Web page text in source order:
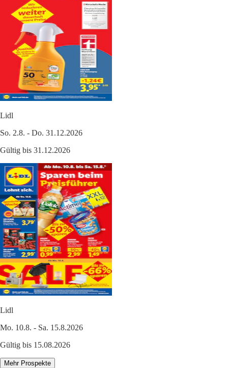
Lidl
So. 2.8. - Do. 31.12.2026
Gültig bis 31.12.2026
Lidl
Mo. 10.8. - Sa. 15.8.2026
Gültig bis 15.08.2026
Mehr Prospekte